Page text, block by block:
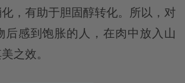
，有助于胆固醇转化。所以，对
后感到饱胀的人，在肉中放入山
之效。